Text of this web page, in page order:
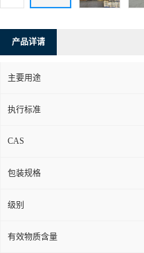
产品详请
主要用途
执行标准
CAS
包装规格
级别
有效物质含量